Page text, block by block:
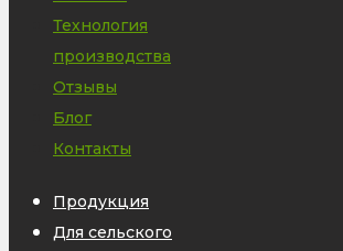
Технология
производства
Отзывы
Блог
Контакты
Продукция
Для сельского